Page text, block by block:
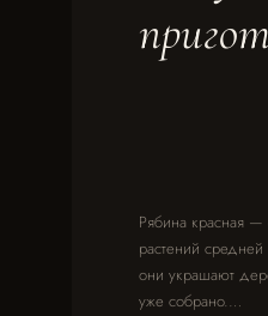
Рябина красная
растений
они украшают
уже собрано.…